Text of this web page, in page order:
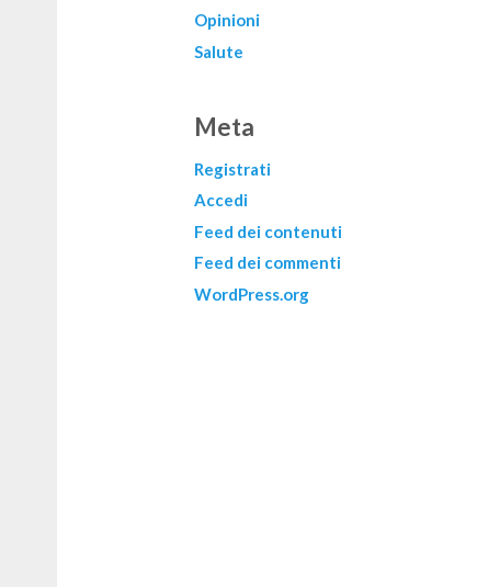
Opinioni
Salute
Meta
Registrati
Accedi
Feed dei contenuti
Feed dei commenti
WordPress.org